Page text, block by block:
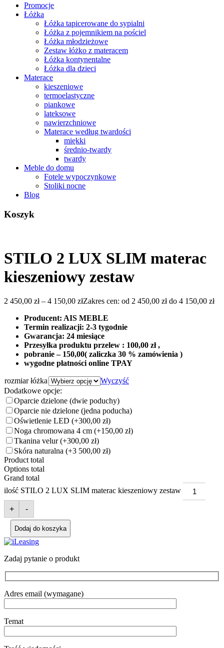
Promocje
Łóżka
Łóżka tapicerowane do sypialni
Łóżka z pojemnikiem na pościel
Łóżka młodzieżowe
Zestaw łóżko z materacem
Łóżka kontynentalne
Łóżka dla dzieci
Materace
kieszeniowe
termoelastyczne
piankowe
lateksowe
nawierzchniowe
Materace według twardości
miękki
średnio-twardy
twardy
Meble do domu
Fotele wypoczynkowe
Stoliki nocne
Blog
Koszyk
STILO 2 LUX SLIM materac
kieszeniowy zestaw
2 450,00 zł – 4 150,00 złZakres cen: od 2 450,00 zł do 4 150,00 zł
Producent: AIS MEBLE
Termin realizacji: 2-3 tygodnie
Gwarancja: 24 miesiące
Przesyłka produktu przelew : 100,00 zł ,
pobranie – 150,00( zaliczka 30 % zamówienia )
wygodne płatności online TPAY
rozmiar łóżka
Wyczyść
Dodatkowe opcje:
Oparcie dzielone (dwie poduchy)
Oparcie nie dzielone (jedna poducha)
Oświetlenie LED (+300,00 zł)
Noga chromowana 4 cm (+150,00 zł)
Tkanina velur(+300,00 zł)
Skóra naturalna (+3 500,00 zł)
Product total
Options total
Grand total
ilość STILO 2 LUX SLIM materac kieszeniowy zestaw
+ -
Dodaj do koszyka
Zadaj pytanie o produkt
Adres email (wymagane)
Temat